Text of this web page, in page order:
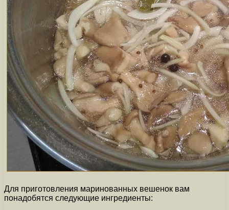
Для приготовления маринованных вешенок вам
понадобятся следующие ингредиенты: